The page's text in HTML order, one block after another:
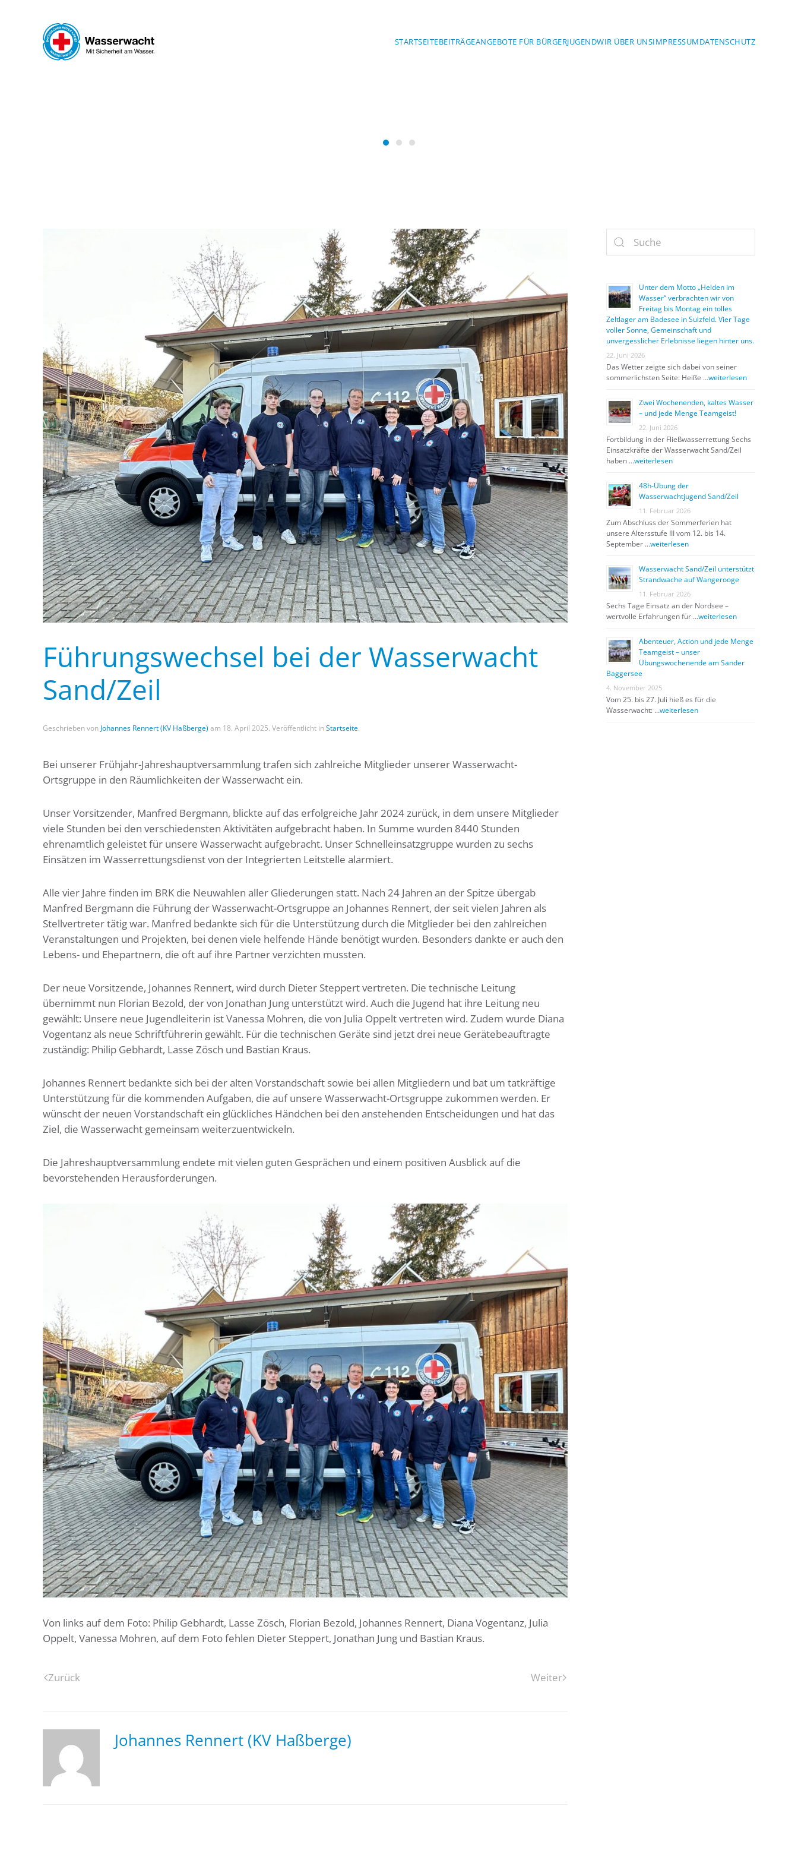
Skip to main content
STARTSEITEBEITRÄGEANGEBOTE FÜR BÜRGERJUGENDWIR ÜBER UNSIMPRESSUMDATENSCHUTZ
Wasserwacht Bayern
Wasserwacht Bayern
Führungswechsel bei der Wasserwacht
Sand/Zeil
Geschrieben von Johannes Rennert (KV Haßberge) am 18. April 2025. Veröffentlicht inStartseite.
Bei unserer Frühjahr-Jahreshauptversammlung trafen sich zahlreiche Mitglieder unserer Wasserwacht-
Ortsgruppe in den Räumlichkeiten der Wasserwacht ein.
Unser Vorsitzender, Manfred Bergmann, blickte auf das erfolgreiche Jahr 2024 zurück, in dem unsere Mitglieder
viele Stunden bei den verschiedensten Aktivitäten aufgebracht haben. In Summe wurden 8440 Stunden
ehrenamtlich geleistet für unsere Wasserwacht aufgebracht. Unser Schnelleinsatzgruppe wurden zu sechs
Einsätzen im Wasserrettungsdienst von der Integrierten Leitstelle alarmiert.
Alle vier Jahre finden im BRK die Neuwahlen aller Gliederungen statt. Nach 24 Jahren an der Spitze übergab
Manfred Bergmann die Führung der Wasserwacht-Ortsgruppe an Johannes Rennert, der seit vielen Jahren als
Stellvertreter tätig war. Manfred bedankte sich für die Unterstützung durch die Mitglieder bei den zahlreichen
Veranstaltungen und Projekten, bei denen viele helfende Hände benötigt wurden. Besonders dankte er auch den
Lebens- und Ehepartnern, die oft auf ihre Partner verzichten mussten.
Der neue Vorsitzende, Johannes Rennert, wird durch Dieter Steppert vertreten. Die technische Leitung
übernimmt nun Florian Bezold, der von Jonathan Jung unterstützt wird. Auch die Jugend hat ihre Leitung neu
gewählt: Unsere neue Jugendleiterin ist Vanessa Mohren, die von Julia Oppelt vertreten wird. Zudem wurde Diana
Vogentanz als neue Schriftführerin gewählt. Für die technischen Geräte sind jetzt drei neue Gerätebeauftragte
zuständig: Philip Gebhardt, Lasse Zösch und Bastian Kraus.
Johannes Rennert bedankte sich bei der alten Vorstandschaft sowie bei allen Mitgliedern und bat um tatkräftige
Unterstützung für die kommenden Aufgaben, die auf unsere Wasserwacht-Ortsgruppe zukommen werden. Er
wünscht der neuen Vorstandschaft ein glückliches Händchen bei den anstehenden Entscheidungen und hat das
Ziel, die Wasserwacht gemeinsam weiterzuentwickeln.
Die Jahreshauptversammlung endete mit vielen guten Gesprächen und einem positiven Ausblick auf die
bevorstehenden Herausforderungen.
Von links auf dem Foto: Philip Gebhardt, Lasse Zösch, Florian Bezold, Johannes Rennert, Diana Vogentanz, Julia
Oppelt, Vanessa Mohren, auf dem Foto fehlen Dieter Steppert, Jonathan Jung und Bastian Kraus.
Zurück Weiter
Johannes Rennert (KV Haßberge)
Unter dem Motto „Helden im
Wasser“ verbrachten wir von
Freitag bis Montag ein tolles
Zeltlager am Badesee in Sulzfeld. Vier Tage
voller Sonne, Gemeinschaft und
unvergesslicher Erlebnisse liegen hinter uns.
22. Juni 2026
Das Wetter zeigte sich dabei von seiner
sommerlichsten Seite: Heiße …weiterlesen
Zwei Wochenenden, kaltes Wasser
– und jede Menge Teamgeist!
22. Juni 2026
Fortbildung in der Fließwasserrettung Sechs
Einsatzkräfte der Wasserwacht Sand/Zeil
haben …weiterlesen
48h-Übung der
Wasserwachtjugend Sand/Zeil
11. Februar 2026
Zum Abschluss der Sommerferien hat
unsere Altersstufe III vom 12. bis 14.
September …weiterlesen
Wasserwacht Sand/Zeil unterstützt
Strandwache auf Wangerooge
11. Februar 2026
Sechs Tage Einsatz an der Nordsee –
wertvolle Erfahrungen für …weiterlesen
Abenteuer, Action und jede Menge
Teamgeist – unser
Übungswochenende am Sander
Baggersee
4. November 2025
Vom 25. bis 27. Juli hieß es für die
Wasserwacht: …weiterlesen